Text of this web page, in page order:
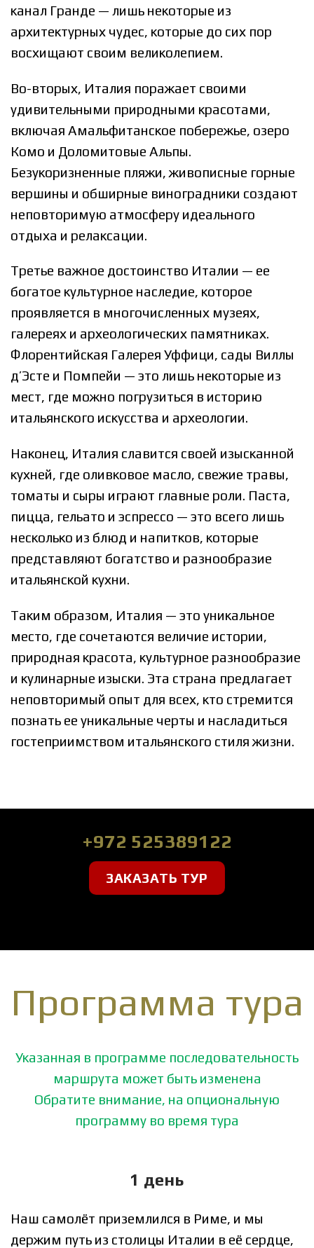
канал Гранде — лишь некоторые из
архитектурных чудес, которые до сих пор
восхищают своим великолепием.
Во-вторых, Италия поражает своими
удивительными природными красотами,
включая Амальфитанское побережье, озеро
Комо и Доломитовые Альпы.
Безукоризненные пляжи, живописные горные
вершины и обширные виноградники создают
неповторимую атмосферу идеального
отдыха и релаксации.
Третье важное достоинство Италии — ее
богатое культурное наследие, которое
проявляется в многочисленных музеях,
галереях и археологических памятниках.
Флорентийская Галерея Уффици, сады Виллы
д’Эсте и Помпейи — это лишь некоторые из
мест, где можно погрузиться в историю
итальянского искусства и археологии.
Наконец, Италия славится своей изысканной
кухней, где оливковое масло, свежие травы,
томаты и сыры играют главные роли. Паста,
пицца, гельато и эспрессо — это всего лишь
несколько из блюд и напитков, которые
представляют богатство и разнообразие
итальянской кухни.
Таким образом, Италия — это уникальное
место, где сочетаются величие истории,
природная красота, культурное разнообразие
и кулинарные изыски. Эта страна предлагает
неповторимый опыт для всех, кто стремится
познать ее уникальные черты и насладиться
гостеприимством итальянского стиля жизни.
+972 525389122
ЗАКАЗАТЬ ТУР
Программа тура
Указанная в программе последовательность
маршрута может быть изменена
Обратите внимание, на опциональную
программу во время тура
1 день
Наш самолёт приземлился в Риме, и мы
держим путь из столицы Италии в её сердце,